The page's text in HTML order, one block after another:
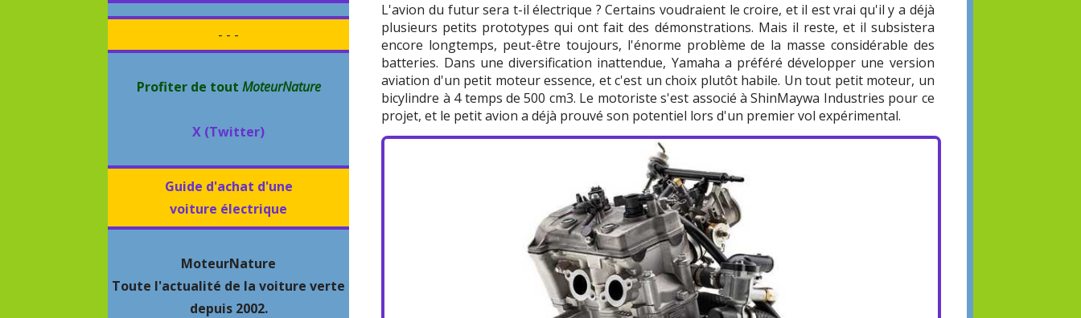
- - -
Profiter de tout MoteurNature
X (Twitter)
Guide d'achat d'une
voiture électrique
MoteurNature
Toute l'actualité de la voiture verte
depuis 2002.
L'avion du futur sera t-il électrique ? Certains voudraient le croire, et il est vrai qu'il y a déjà
plusieurs petits prototypes qui ont fait des démonstrations. Mais il reste, et il subsistera
encore longtemps, peut-être toujours, l'énorme problème de la masse considérable des
batteries. Dans une diversification inattendue, Yamaha a préféré développer une version
aviation d'un petit moteur essence, et c'est un choix plutôt habile. Un tout petit moteur, un
bicylindre à 4 temps de 500 cm3. Le motoriste s'est associé à ShinMaywa Industries pour ce
projet, et le petit avion a déjà prouvé son potentiel lors d'un premier vol expérimental.